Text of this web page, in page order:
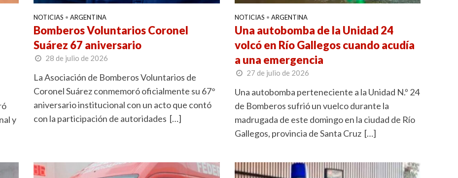
y
NOTICIAS • ARGENTINA
Bomberos Voluntarios Coronel
Suárez 67 aniversario
28 de julio de 2026
La Asociación de Bomberos Voluntarios de
Coronel Suárez conmemoró oficialmente su 67°
aniversario institucional con un acto que contó
con la participación de autoridades […]
NOTICIAS • ARGENTINA
Una autobomba de la Unidad 24
volcó en Río Gallegos cuando acudía
a una emergencia
27 de julio de 2026
Una autobomba perteneciente a la Unidad N.º 24
de Bomberos sufrió un vuelco durante la
madrugada de este domingo en la ciudad de Río
Gallegos, provincia de Santa Cruz […]